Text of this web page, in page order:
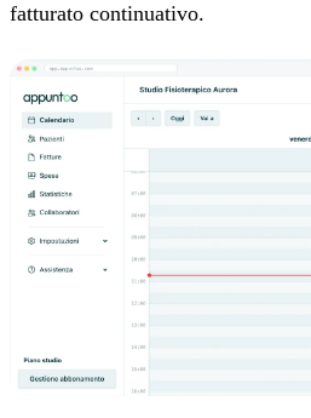
fatturato continuativo.